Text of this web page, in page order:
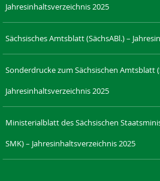
Jahresinhaltsverzeichnis 2025
Sächsisches Amtsblatt (SächsABl.) –
Sonderdrucke zum Sächsischen Amtsblatt
Jahresinhaltsverzeichnis 2025
Ministerialblatt des Sächsischen
SMK) – Jahresinhaltsverzeichnis 2025